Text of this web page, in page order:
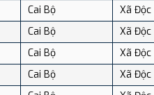
Cai Bộ
Xã Độc
Cai Bộ
Xã Độc
Cai Bộ
Xã Độc
Cai Bộ
Xã Độc